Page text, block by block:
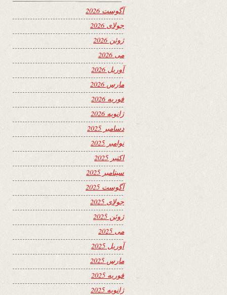
آگوست 2026
جولای 2026
ژوئن 2026
می 2026
آوریل 2026
مارس 2026
فوریه 2026
ژانویه 2026
دسامبر 2025
نوامبر 2025
اکتبر 2025
سپتامبر 2025
آگوست 2025
جولای 2025
ژوئن 2025
می 2025
آوریل 2025
مارس 2025
فوریه 2025
ژانویه 2025